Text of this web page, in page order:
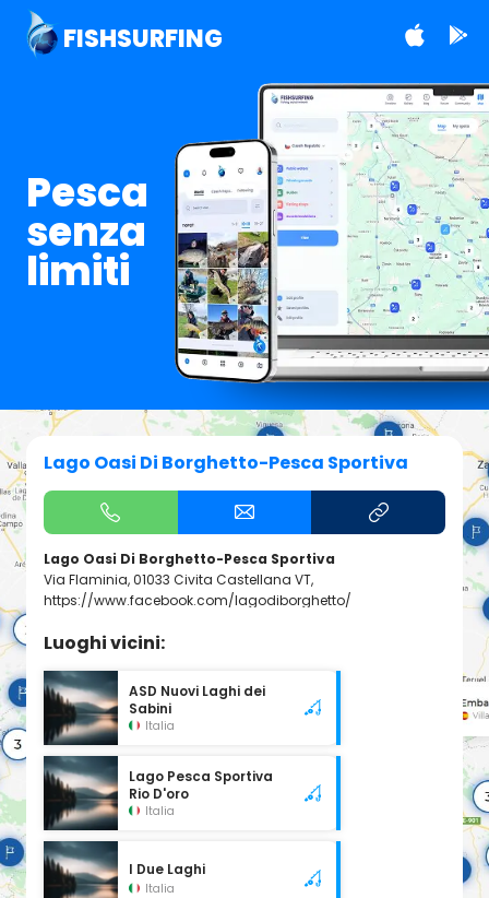
FISHSURFING
Pesca
senza
limiti
Lago Oasi Di Borghetto-Pesca Sportiva
Lago Oasi Di Borghetto-Pesca Sportiva
Via Flaminia, 01033 Civita Castellana VT,
https://www.facebook.com/lagodiborghetto/
Luoghi vicini:
ASD Nuovi Laghi dei
Sabini
Italia
Lago Pesca Sportiva
Rio D'oro
Italia
I Due Laghi
Italia